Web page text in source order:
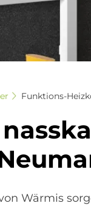
Funktions-
Wärmis